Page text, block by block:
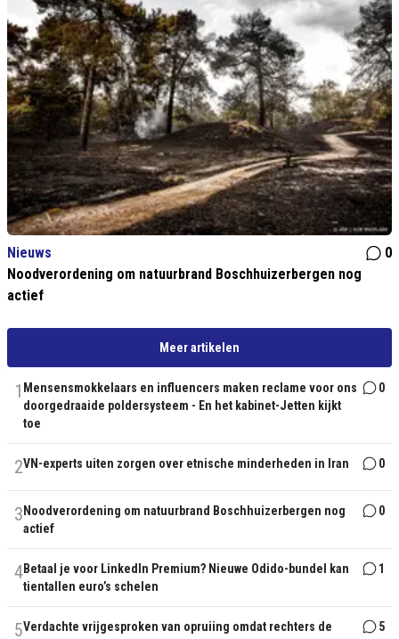
Nieuws
0
Noodverordening om natuurbrand Boschhuizerbergen nog
actief
Meer artikelen
1 Mensensmokkelaars en influencers maken reclame voor ons
doorgedraaide poldersysteem - En het kabinet-Jetten kijkt
toe
0
2VN-experts uiten zorgen over etnische minderheden in Iran 0
3 Noodverordening om natuurbrand Boschhuizerbergen nog
actief
0
4Betaal je voor LinkedIn Premium? Nieuwe Odido-bundel kan
tientallen euro’s schelen
1
5Verdachte vrijgesproken van opruiing omdat rechters de
5